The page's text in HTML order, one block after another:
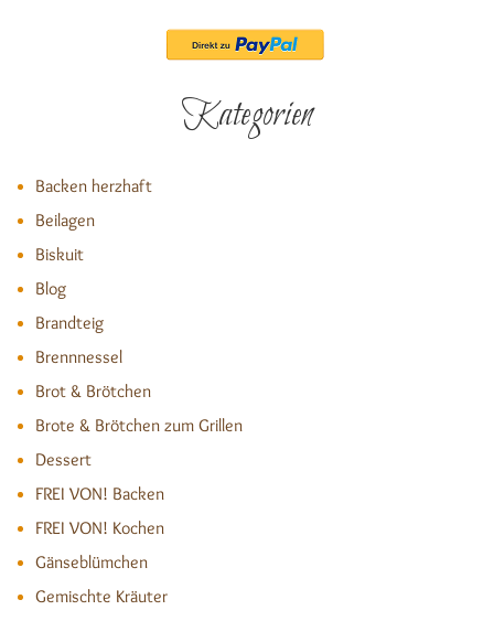
Kategorien
Backen herzhaft
Beilagen
Biskuit
Blog
Brandteig
Brennnessel
Brot & Brötchen
Brote & Brötchen zum Grillen
Dessert
FREI VON! Backen
FREI VON! Kochen
Gänseblümchen
Gemischte Kräuter